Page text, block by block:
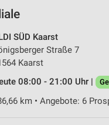
SÜD Kaarst
Straße 7
Kaarst
08:00 - 21:00 Uhr |
km • Angebote: 6